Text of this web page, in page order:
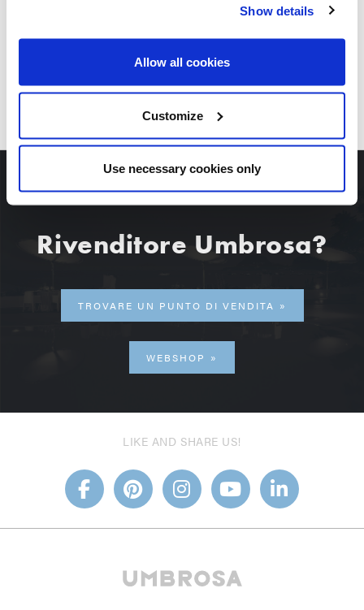
Show details
Allow all cookies
Customize
Use necessary cookies only
SCARICARE TUTTE LE IMMAGINI
Rivenditore Umbrosa?
TROVARE UN PUNTO DI VENDITA
WEBSHOP
LIKE AND SHARE US!